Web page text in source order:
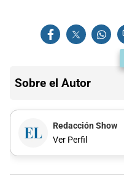
Sobre el Autor
Redacción Show
Ver Perfil